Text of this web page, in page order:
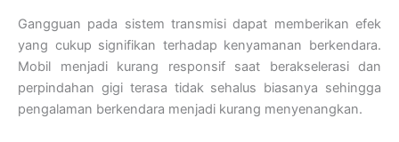
Gangguan pada sistem transmisi dapat memberikan efek
yang cukup signifikan terhadap kenyamanan berkendara.
Mobil menjadi kurang responsif saat berakselerasi dan
perpindahan gigi terasa tidak sehalus biasanya sehingga
pengalaman berkendara menjadi kurang menyenangkan.